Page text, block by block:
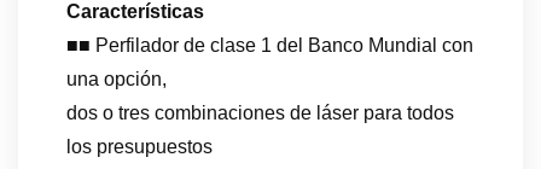
Características
■■ Perfilador de clase 1 del Banco Mundial con
una opción,
dos o tres combinaciones de láser para todos
los presupuestos